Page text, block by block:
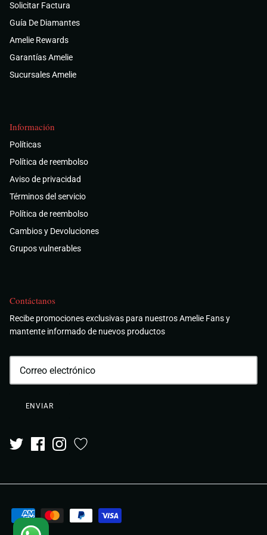
Solicitar Factura
Guía De Diamantes
Amelie Rewards
Garantías Amelie
Sucursales Amelie
Información
Políticas
Política de reembolso
Aviso de privacidad
Términos del servicio
Política de reembolso
Cambios y Devoluciones
Grupos vulnerables
Contáctanos
Recibe promociones exclusivas para nuestros Amelie Fans y
mantente informado de nuevos productos
ENVIAR